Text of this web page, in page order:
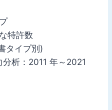
特許数
タイプ別)
析：2011 年～2021